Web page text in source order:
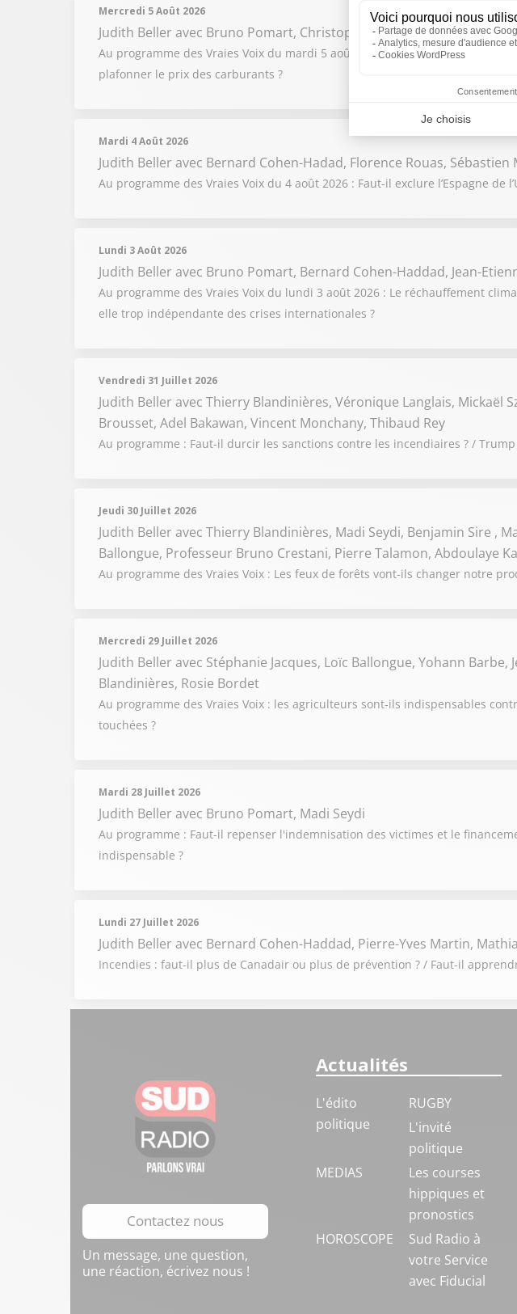
Mercredi 5 Août 2026
Judith Beller avec Bruno Pomart, Christophe Rouillon, Sébastien
Au programme des Vraies Voix du mardi 5 août 2026 : Violences contre
plafonner le prix des carburants ?
Mardi 4 Août 2026
Judith Beller avec Bernard Cohen-Hadad, Florence Rouas, Sébastien
Au programme des Vraies Voix du 4 août 2026 : Faut-il exclure l’Espagne de
Lundi 3 Août 2026
Judith Beller avec Bruno Pomart, Bernard Cohen-Haddad, Jean-
Au programme des Vraies Voix du lundi 3 août 2026 : Le réchauffement
elle trop indépendante des crises internationales ?
Vendredi 31 Juillet 2026
Judith Beller avec Thierry Blandinières, Véronique Langlais, Mickaël
Brousset, Adel Bakawan, Vincent Monchany, Thibaud Rey
Au programme : Faut-il durcir les sanctions contre les incendiaires ? /
Jeudi 30 Juillet 2026
Judith Beller avec Thierry Blandinières, Madi Seydi, Benjamin Sire ,
Ballongue, Professeur Bruno Crestani, Pierre Talamon, Abdoulaye
Au programme des Vraies Voix : Les feux de forêts vont-ils changer notre
Mercredi 29 Juillet 2026
Judith Beller avec Stéphanie Jacques, Loïc Ballongue, Yohann
Blandinières, Rosie Bordet
Au programme des Vraies Voix : les agriculteurs sont-ils indispensables
touchées ?
Mardi 28 Juillet 2026
Judith Beller avec Bruno Pomart, Madi Seydi
Au programme : Faut-il repenser l'indemnisation des victimes et le
indispensable ?
Lundi 27 Juillet 2026
Judith Beller avec Bernard Cohen-Haddad, Pierre-Yves Martin,
Incendies : faut-il plus de Canadair ou plus de prévention ? / Faut-il
Contactez nous
Un message, une question,
une réaction, écrivez nous !
Actualités
L'édito
politique
RUGBY
L'invité
politique
MEDIAS
Les courses
hippiques et
pronostics
HOROSCOPE
Sud Radio à
votre Service
avec Fiducial